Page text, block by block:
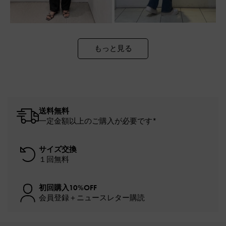
もっと見る
送料無料
一定金額以上のご購入が必要です*
サイズ交換
１回無料
初回購入10%OFF
会員登録＋ニュースレター購読